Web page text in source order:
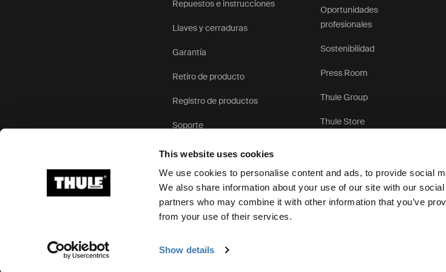
This website uses cookies
We use cookies to personalise content and ads, to provide social
We also share information about your use of our site with our
partners who may combine it with other information that you’ve
from your use of their services.
Show details
Repuestos e instrucciones
Llaves y cerraduras
Garantía
Retiro de producto
Registro de productos
Soporte
Oportunidades
profesionales
Sostenibilidad
Press Room
Thule Group
Thule Store
Ⓒ 2026 Thule Group Todos los derechos reservados